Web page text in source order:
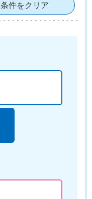
条件をクリア